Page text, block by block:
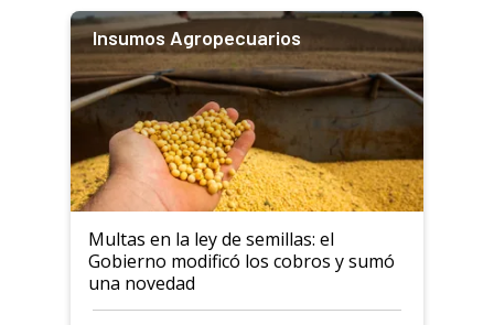
Insumos Agropecuarios
Multas en la ley de semillas: el
Gobierno modificó los cobros y sumó
una novedad